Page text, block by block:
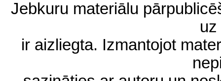
Jebkuru materiālu
ir aizliegta. Izmantojot